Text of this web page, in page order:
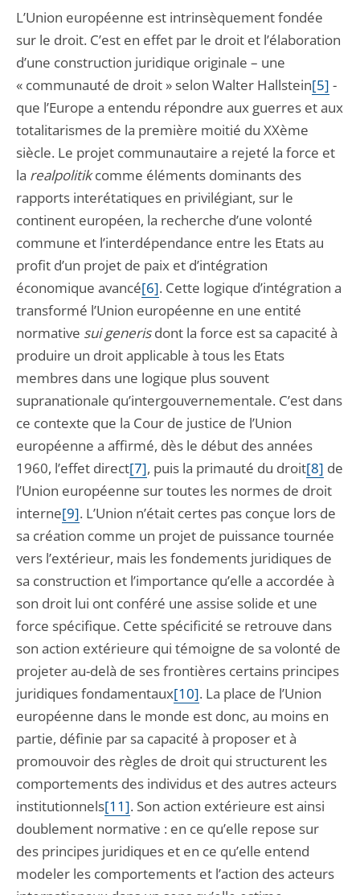
L’Union européenne est intrinsèquement fondée
sur le droit. C’est en effet par le droit et l’élaboration
d’une construction juridique originale – une
« communauté de droit » selon Walter Hallstein[5] -
que l’Europe a entendu répondre aux guerres et aux
totalitarismes de la première moitié du XXème
siècle. Le projet communautaire a rejeté la force et
la realpolitikcomme éléments dominants des
rapports interétatiques en privilégiant, sur le
continent européen, la recherche d’une volonté
commune et l’interdépendance entre les Etats au
profit d’un projet de paix et d’intégration
économique avancé[6]. Cette logique d’intégration a
transformé l’Union européenne en une entité
normative sui generisdont la force est sa capacité à
produire un droit applicable à tous les Etats
membres dans une logique plus souvent
supranationale qu’intergouvernementale. C’est dans
ce contexte que la Cour de justice de l’Union
européenne a affirmé, dès le début des années
1960, l’effet direct[7], puis la primauté du droit[8] de
l’Union européenne sur toutes les normes de droit
interne[9]. L’Union n’était certes pas conçue lors de
sa création comme un projet de puissance tournée
vers l’extérieur, mais les fondements juridiques de
sa construction et l’importance qu’elle a accordée à
son droit lui ont conféré une assise solide et une
force spécifique. Cette spécificité se retrouve dans
son action extérieure qui témoigne de sa volonté de
projeter au-delà de ses frontières certains principes
juridiques fondamentaux[10]. La place de l’Union
européenne dans le monde est donc, au moins en
partie, définie par sa capacité à proposer et à
promouvoir des règles de droit qui structurent les
comportements des individus et des autres acteurs
institutionnels[11]. Son action extérieure est ainsi
doublement normative : en ce qu’elle repose sur
des principes juridiques et en ce qu’elle entend
modeler les comportements et l’action des acteurs